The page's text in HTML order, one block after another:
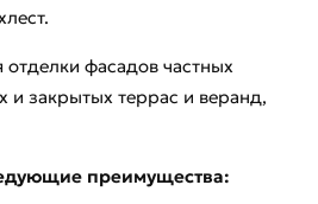
фасадов частных
и закрытых террас и веранд,
преимущества: